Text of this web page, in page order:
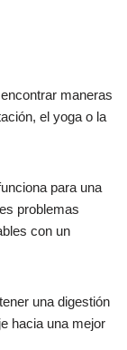
maneras
el yoga o la
para una
problemas
con un
una digestión
hacia una mejor